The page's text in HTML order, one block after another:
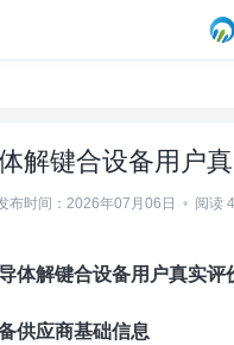
解键合设备用户
布时间：2026年07月06日 • 阅读
体解键合设备用户真实评
供应商基础信息